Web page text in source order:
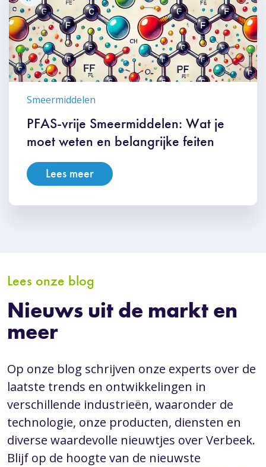
Smeermiddelen
PFAS-vrije Smeermiddelen: Wat je
moet weten en belangrijke feiten
Lees meer
Lees onze blog
Nieuws uit de markt en
meer
Op onze blog schrijven onze experts over de
laatste trends en ontwikkelingen in
verschillende industrieën, waaronder de
technologie, onze producten, diensten en
diverse waardevolle nieuwtjes over Verbeek.
Blijf op de hoogte van de nieuwste